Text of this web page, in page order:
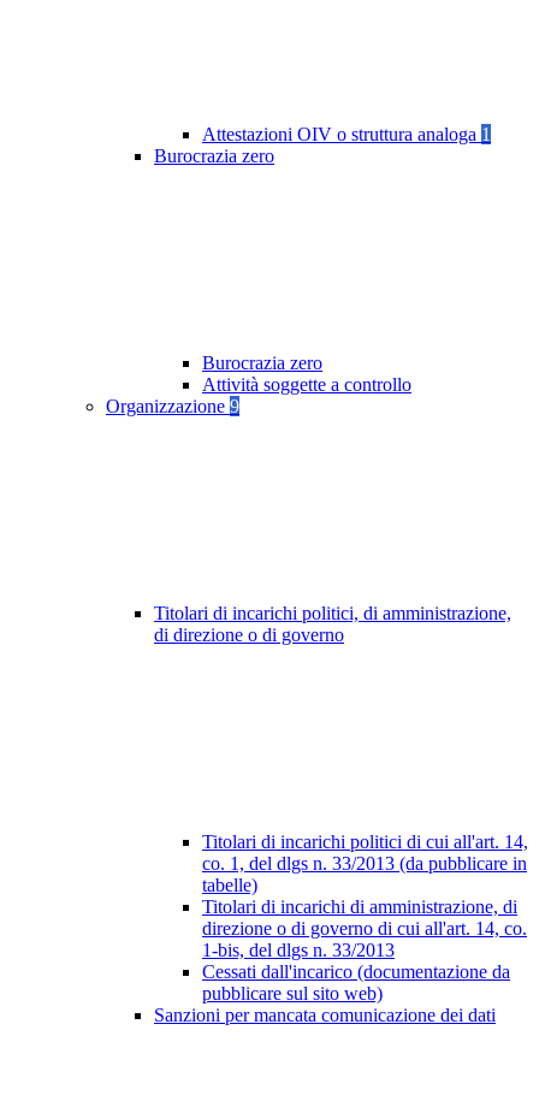
Attestazioni OIV o struttura analoga 1
Burocrazia zero
Burocrazia zero
Attività soggette a controllo
Organizzazione 9
Titolari di incarichi politici, di amministrazione,
di direzione o di governo
Titolari di incarichi politici di cui all'art. 14,
co. 1, del dlgs n. 33/2013 (da pubblicare in
tabelle)
Titolari di incarichi di amministrazione, di
direzione o di governo di cui all'art. 14, co.
1-bis, del dlgs n. 33/2013
Cessati dall'incarico (documentazione da
pubblicare sul sito web)
Sanzioni per mancata comunicazione dei dati